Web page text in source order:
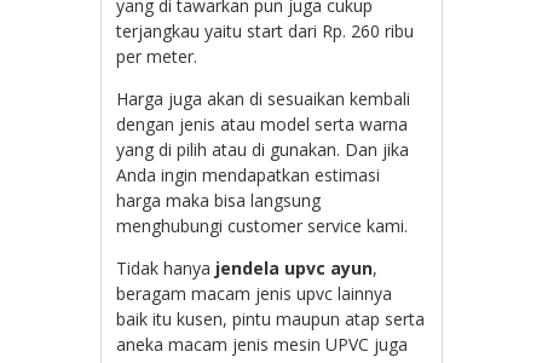
yang di tawarkan pun juga cukup
terjangkau yaitu start dari Rp. 260 ribu
per meter.
Harga juga akan di sesuaikan kembali
dengan jenis atau model serta warna
yang di pilih atau di gunakan. Dan jika
Anda ingin mendapatkan estimasi
harga maka bisa langsung
menghubungi customer service kami.
Tidak hanya jendela upvc ayun,
beragam macam jenis upvc lainnya
baik itu kusen, pintu maupun atap serta
aneka macam jenis mesin UPVC juga